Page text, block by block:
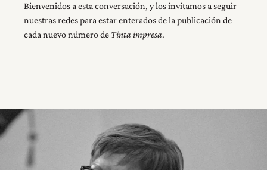
Bienvenidos a esta conversación, y los invitamos a seguir
nuestras redes para estar enterados de la publicación de
cada nuevo número de Tinta impresa.